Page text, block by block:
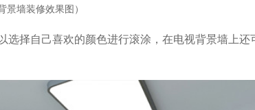
景墙装修效果图）
择自己喜欢的颜色进行滚涂，在电视背景墙上还